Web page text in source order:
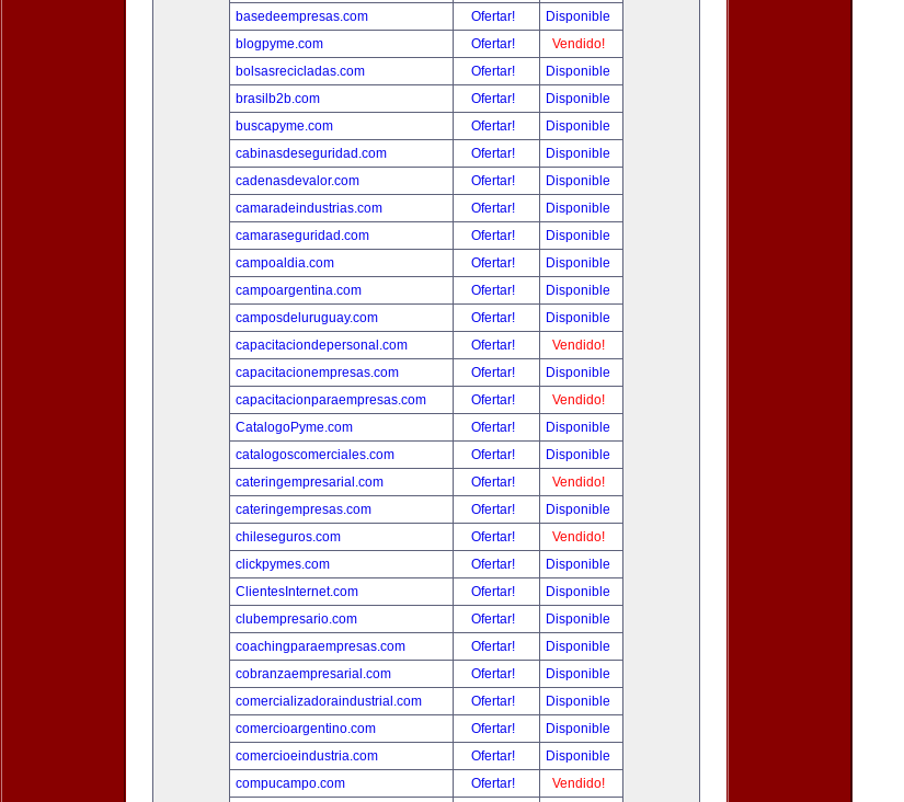
basedeempresas.com
Ofertar!
Disponible
blogpyme.com
Ofertar!
Vendido!
bolsasrecicladas.com
Ofertar!
Disponible
brasilb2b.com
Ofertar!
Disponible
buscapyme.com
Ofertar!
Disponible
cabinasdeseguridad.com
Ofertar!
Disponible
cadenasdevalor.com
Ofertar!
Disponible
camaradeindustrias.com
Ofertar!
Disponible
camaraseguridad.com
Ofertar!
Disponible
campoaldia.com
Ofertar!
Disponible
campoargentina.com
Ofertar!
Disponible
camposdeluruguay.com
Ofertar!
Disponible
capacitaciondepersonal.com
Ofertar!
Vendido!
capacitacionempresas.com
Ofertar!
Disponible
capacitacionparaempresas.com
Ofertar!
Vendido!
CatalogoPyme.com
Ofertar!
Disponible
catalogoscomerciales.com
Ofertar!
Disponible
cateringempresarial.com
Ofertar!
Vendido!
cateringempresas.com
Ofertar!
Disponible
chileseguros.com
Ofertar!
Vendido!
clickpymes.com
Ofertar!
Disponible
ClientesInternet.com
Ofertar!
Disponible
clubempresario.com
Ofertar!
Disponible
coachingparaempresas.com
Ofertar!
Disponible
cobranzaempresarial.com
Ofertar!
Disponible
comercializadoraindustrial.com
Ofertar!
Disponible
comercioargentino.com
Ofertar!
Disponible
comercioeindustria.com
Ofertar!
Disponible
compucampo.com
Ofertar!
Vendido!